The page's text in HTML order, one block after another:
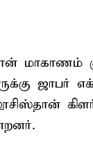
மாகாணம்
ஜாபர்